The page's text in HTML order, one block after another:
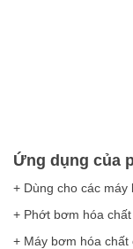
Ứng dụng của
+ Dùng cho các
+ Phớt bơm hóa
+ Máy bơm hóa chất